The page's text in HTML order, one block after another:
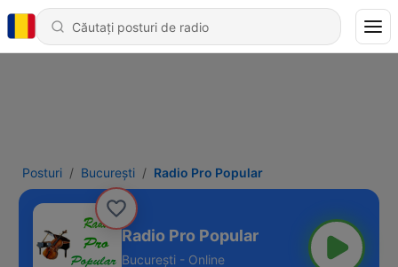
Posturi Bucureşti Radio Pro Popular
Radio Pro Popular
Bucureşti - Online